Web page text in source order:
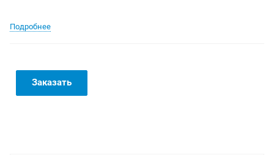
Подробнее
Заказать